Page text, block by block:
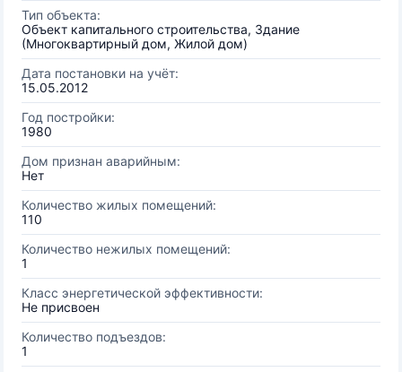
Тип объекта:
Объект капитального строительства, Здание
(Многоквартирный дом, Жилой дом)
Дата постановки на учёт:
15.05.2012
Год постройки:
1980
Дом признан аварийным:
Нет
Количество жилых помещений:
110
Количество нежилых помещений:
1
Класс энергетической эффективности:
Не присвоен
Количество подъездов:
1